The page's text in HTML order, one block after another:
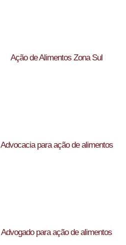
Ação de Alimentos Zona Sul
Advocacia para ação de alimentos
Advogado para ação de alimentos